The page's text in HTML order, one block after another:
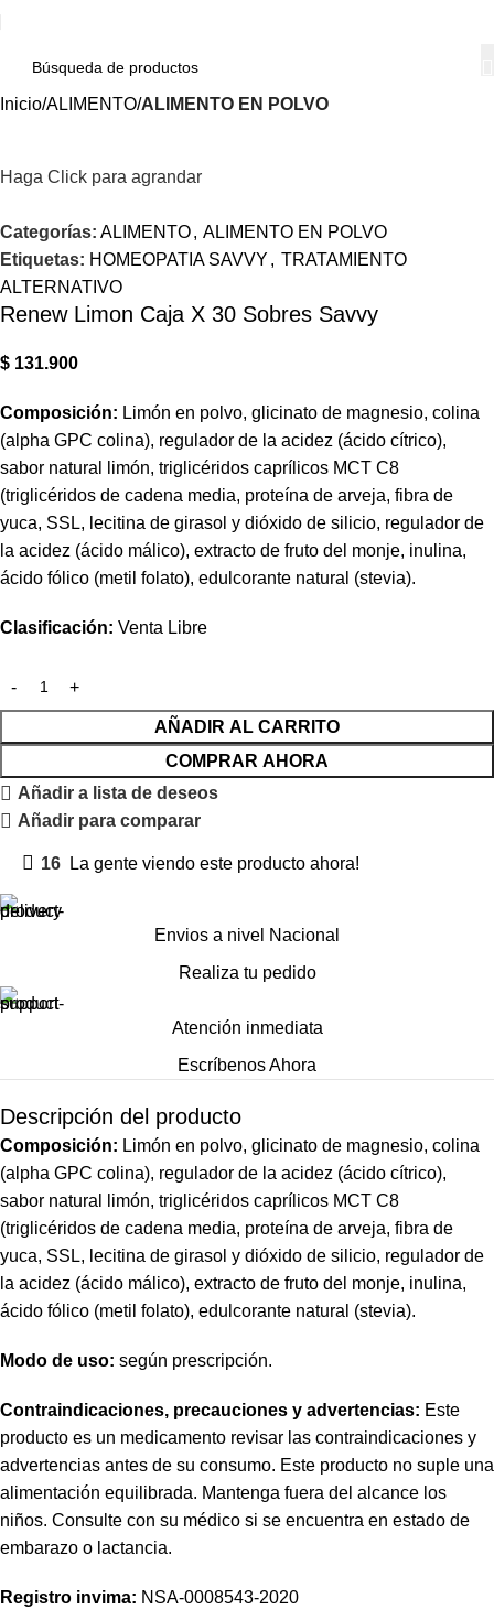
Inicio ALIMENTO ALIMENTO EN POLVO
Haga Click para agrandar
Categorías: ALIMENTO, ALIMENTO EN POLVO
Etiquetas: HOMEOPATIA SAVVY , TRATAMIENTO
ALTERNATIVO
Renew Limon Caja X 30 Sobres Savvy
$ 131.900
Composición: Limón en polvo, glicinato de magnesio, colina
(alpha GPC colina), regulador de la acidez (ácido cítrico),
sabor natural limón, triglicéridos caprílicos MCT C8
(triglicéridos de cadena media, proteína de arveja, fibra de
yuca, SSL, lecitina de girasol y dióxido de silicio, regulador de
la acidez (ácido málico), extracto de fruto del monje, inulina,
ácido fólico (metil folato), edulcorante natural (stevia).
Clasificación: Venta Libre
AÑADIR AL CARRITO
COMPRAR AHORA
Añadir a lista de deseos
Añadir para comparar
16 La gente viendo este producto ahora!
Envios a nivel Nacional
Realiza tu pedido
Atención inmediata
Escríbenos Ahora
Descripción del producto
Composición: Limón en polvo, glicinato de magnesio, colina
(alpha GPC colina), regulador de la acidez (ácido cítrico),
sabor natural limón, triglicéridos caprílicos MCT C8
(triglicéridos de cadena media, proteína de arveja, fibra de
yuca, SSL, lecitina de girasol y dióxido de silicio, regulador de
la acidez (ácido málico), extracto de fruto del monje, inulina,
ácido fólico (metil folato), edulcorante natural (stevia).
Modo de uso: según prescripción.
Contraindicaciones, precauciones y advertencias: Este
producto es un medicamento revisar las contraindicaciones y
advertencias antes de su consumo. Este producto no suple una
alimentación equilibrada. Mantenga fuera del alcance los
niños. Consulte con su médico si se encuentra en estado de
embarazo o lactancia.
Registro invima: NSA-0008543-2020